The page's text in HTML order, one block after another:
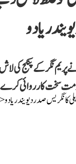
یادو
نے پریم نگر کے
سخت کارروائی